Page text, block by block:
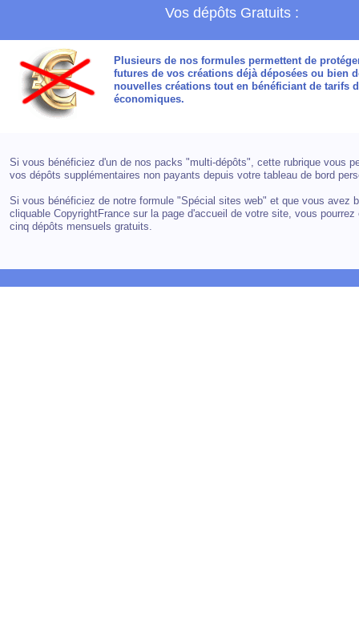
Vos dépôts Gratuits :
Plusieurs de nos formules permettent de
futures de vos créations déjà déposées ou bien
nouvelles créations tout en bénéficiant de tarifs
économiques.
Si vous bénéficiez d'un de nos packs "multi-dépôts", cette rubrique vous
vos dépôts supplémentaires non payants depuis votre tableau de bord
Si vous bénéficiez de notre formule "Spécial sites web" et que vous avez
cliquable CopyrightFrance sur la page d'accueil de votre site, vous
cinq dépôts mensuels gratuits.